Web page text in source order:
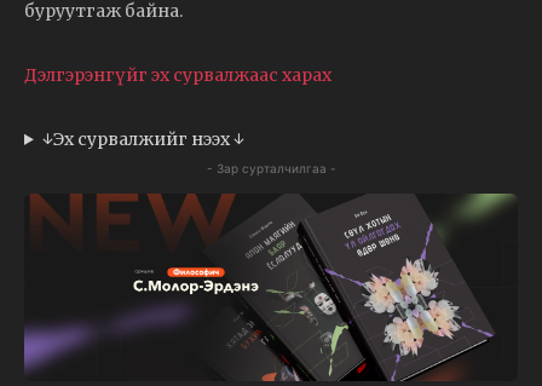
буруутгаж байна.
Дэлгэрэнгүйг эх сурвалжаас харах
↓Эх сурвалжийг нээх ↓
- Зар сурталчилгаа -